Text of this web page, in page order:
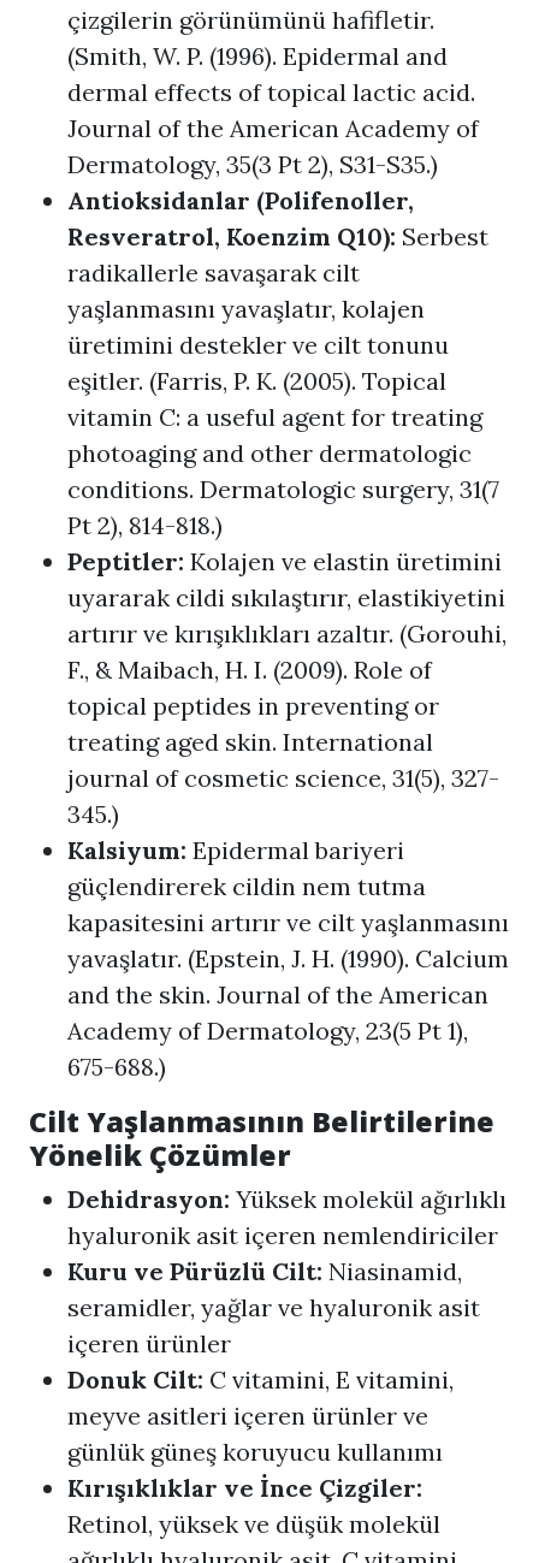
çizgilerin görünümünü hafifletir.
(Smith, W. P. (1996). Epidermal and
dermal effects of topical lactic acid.
Journal of the American Academy of
Dermatology, 35(3 Pt 2), S31-S35.)
Antioksidanlar (Polifenoller,
Resveratrol, Koenzim Q10): Serbest
radikallerle savaşarak cilt
yaşlanmasını yavaşlatır, kolajen
üretimini destekler ve cilt tonunu
eşitler. (Farris, P. K. (2005). Topical
vitamin C: a useful agent for treating
photoaging and other dermatologic
conditions. Dermatologic surgery, 31(7
Pt 2), 814-818.)
Peptitler: Kolajen ve elastin üretimini
uyararak cildi sıkılaştırır, elastikiyetini
artırır ve kırışıklıkları azaltır. (Gorouhi,
F., & Maibach, H. I. (2009). Role of
topical peptides in preventing or
treating aged skin. International
journal of cosmetic science, 31(5), 327-
345.)
Kalsiyum: Epidermal bariyeri
güçlendirerek cildin nem tutma
kapasitesini artırır ve cilt yaşlanmasını
yavaşlatır. (Epstein, J. H. (1990). Calcium
and the skin. Journal of the American
Academy of Dermatology, 23(5 Pt 1),
675-688.)
Cilt Yaşlanmasının Belirtilerine
Yönelik Çözümler
Dehidrasyon: Yüksek molekül ağırlıklı
hyaluronik asit içeren nemlendiriciler
Kuru ve Pürüzlü Cilt: Niasinamid,
seramidler, yağlar ve hyaluronik asit
içeren ürünler
Donuk Cilt: C vitamini, E vitamini,
meyve asitleri içeren ürünler ve
günlük güneş koruyucu kullanımı
Kırışıklıklar ve İnce Çizgiler:
Retinol, yüksek ve düşük molekül